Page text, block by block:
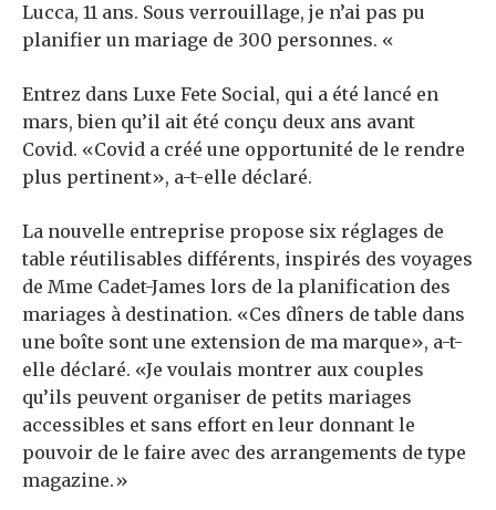
Lucca, 11 ans. Sous verrouillage, je n’ai pas pu
planifier un mariage de 300 personnes. «
Entrez dans Luxe Fete Social, qui a été lancé en
mars, bien qu’il ait été conçu deux ans avant
Covid. «Covid a créé une opportunité de le rendre
plus pertinent», a-t-elle déclaré.
La nouvelle entreprise propose six réglages de
table réutilisables différents, inspirés des voyages
de Mme Cadet-James lors de la planification des
mariages à destination. «Ces dîners de table dans
une boîte sont une extension de ma marque», a-t-
elle déclaré. «Je voulais montrer aux couples
qu’ils peuvent organiser de petits mariages
accessibles et sans effort en leur donnant le
pouvoir de le faire avec des arrangements de type
magazine.»